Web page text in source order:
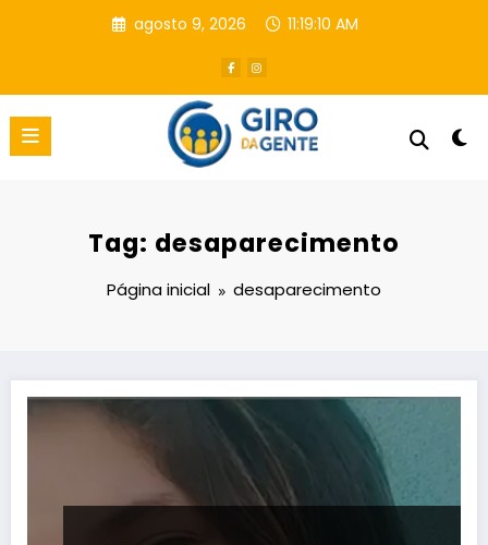
agosto 9, 2026 11:19:11 AM
Tag: desaparecimento
Página inicial desaparecimento